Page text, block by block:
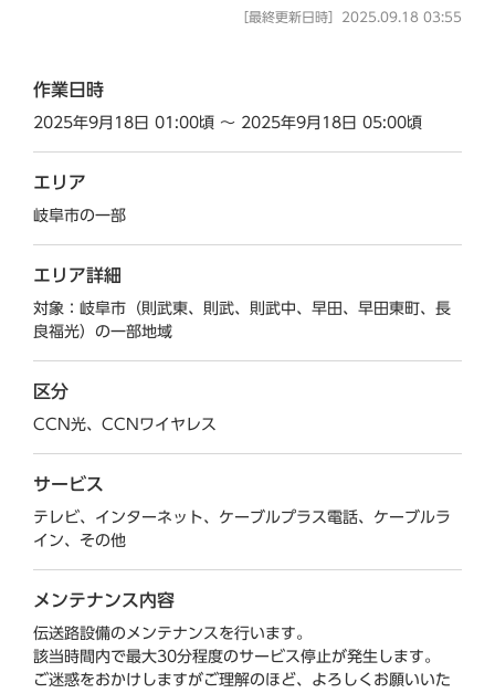
［最終更新日時］2025.09.18 03:55
作業日時
2025年9月18日 01:00頃 ～ 2025年9月18日 05:00頃
エリア
岐阜市の一部
エリア詳細
対象：岐阜市（則武東、則武、則武中、早田、早田東町、長
良福光）の一部地域
区分
CCN光、CCNワイヤレス
サービス
テレビ、インターネット、ケーブルプラス電話、ケーブルラ
イン、その他
メンテナンス内容
伝送路設備のメンテナンスを行います。
該当時間内で最大30分程度のサービス停止が発生します。
ご迷惑をおかけしますがご理解のほど、よろしくお願いいた